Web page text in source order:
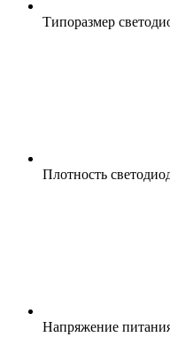
Типоразмер
Плотность
Напряжение